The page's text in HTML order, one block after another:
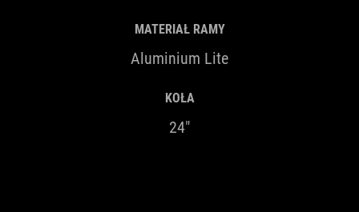
MATERIAŁ RAMY
Aluminium Lite
KOŁA
24"